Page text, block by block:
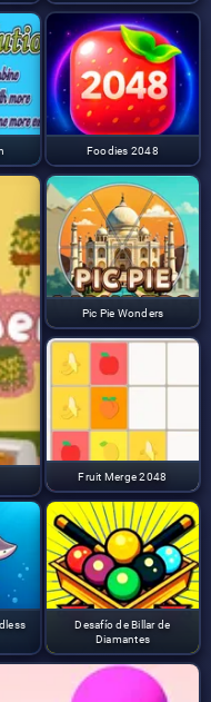
Foodies 2048
Pic Pie Wonders
Fruit Merge 2048
Desafío de Billar de
Diamantes